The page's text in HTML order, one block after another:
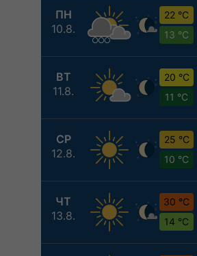
ПН
10.8.
22 °C
13 °C
ВТ
11.8.
20 °C
11 °C
СР
12.8.
25 °C
10 °C
ЧТ
13.8.
30 °C
14 °C